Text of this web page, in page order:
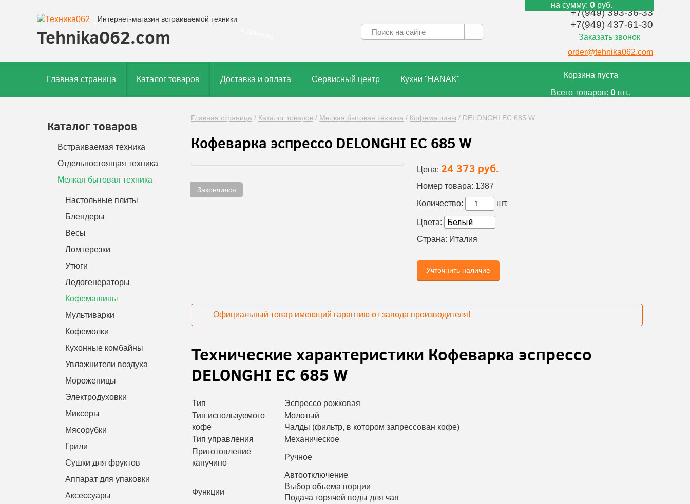
Интернет-магазин встраиваемой техники
Tehnika062.com
+7(949) 393-36-33
+7(949) 437-61-30
Заказать звонок
order@tehnika062.com
Главная страница Каталог товаров Доставка и оплата Сервисный центр Кухни "HANAK"
Корзина пуста
Всего товаров: 0шт.,
Главная страница / Каталог товаров / Мелкая бытовая техника / Кофемашины / DELONGHI EC 685 W
Кофеварка эспрессо DELONGHI EC 685 W
Закончился
Цена: 24 373 руб.
Номер товара: 1387
Количество:
шт.
Цвета:
Страна: Италия
Учточнить наличие
Официальный товар имеющий гарантию от завода производителя!
Технические характеристики Кофеварка эспрессо
DELONGHI EC 685 W
Тип
Эспрессо рожковая
Тип используемого
кофе
Молотый
Чалды (фильтр, в котором запрессован кофе)
Тип управления
Механическое
Приготовление
капучино
Ручное
Функции
Автоотключение
Выбор объема порции
Подача горячей воды для чая
Каталог товаров
Встраиваемая техника
Отдельностоящая техника
Мелкая бытовая техника
Настольные плиты
Блендеры
Весы
Ломтерезки
Утюги
Ледогенераторы
Кофемашины
Мультиварки
Кофемолки
Кухонные комбайны
Увлажнители воздуха
Мороженицы
Электродуховки
Миксеры
Мясорубки
Грили
Сушки для фруктов
Аппарат для упаковки
Аксессуары
на сумму: 0руб.